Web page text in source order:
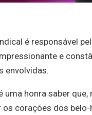
é responsável
e
envolvidas.
uma honra saber
os corações dos